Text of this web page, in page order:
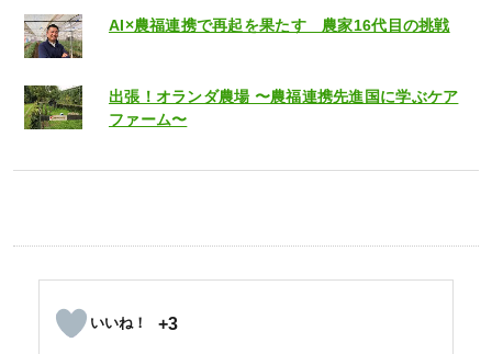
AI×農福連携で再起を果たす 農家16代目の挑戦
出張！オランダ農場 〜農福連携先進国に学ぶケア
ファーム〜
+3